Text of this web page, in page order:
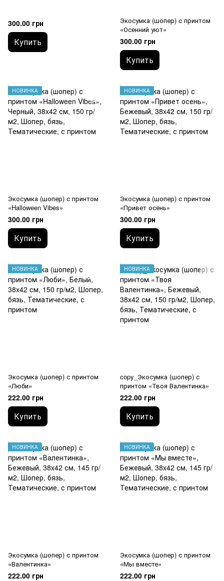
300.00 грн
Купить
Экосумка (шопер) с принтом
«Осенний уют»
300.00 грн
Купить
НОВИНКА
Экосумка (шопер) с принтом
«Halloween Vibes»
300.00 грн
Купить
НОВИНКА
Экосумка (шопер) с принтом
«Привет осень»
300.00 грн
Купить
НОВИНКА
Экосумка (шопер) с принтом
«Люби»
222.00 грн
Купить
НОВИНКА
copy_Экосумка (шопер) с
принтом «Твоя Валентинка»
222.00 грн
Купить
НОВИНКА
Экосумка (шопер) с принтом
«Валентинка»
222.00 грн
НОВИНКА
Экосумка (шопер) с принтом
«Мы вместе»
222.00 грн